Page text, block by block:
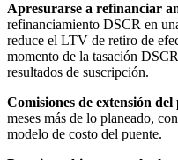
Apresurarse a refinanciar
refinanciamiento DSCR en
reduce el LTV de retiro de
momento de la tasación
resultados de suscripción.
Comisiones de extensión del
meses más de lo planeado,
modelo de costo del puente.